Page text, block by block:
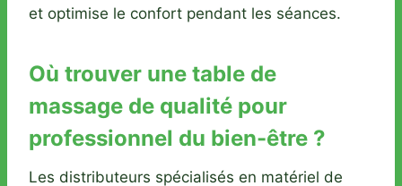
et optimise le confort pendant les séances.
Où trouver une table de
massage de qualité pour
professionnel du bien-être ?
Les distributeurs spécialisés en matériel de